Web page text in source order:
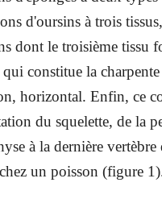
d'oursins à trois
dont le troisième tissu
constitue la
horizontal. Enfin, ce
du squelette, de la
à la dernière vertèbre
un poisson (figure